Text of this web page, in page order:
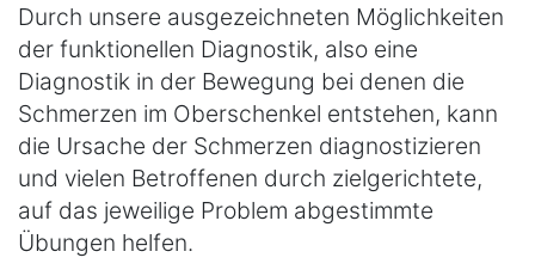
Durch unsere ausgezeichneten Möglichkeiten
der funktionellen Diagnostik, also eine
Diagnostik in der Bewegung bei denen die
Schmerzen im Oberschenkel entstehen, kann
die Ursache der Schmerzen diagnostizieren
und vielen Betroffenen durch zielgerichtete,
auf das jeweilige Problem abgestimmte
Übungen helfen.